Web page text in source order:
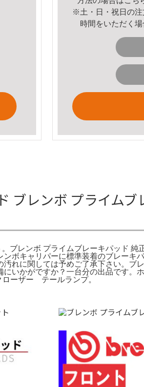
※土・日・祝日の注
時間をいただく場
ブレンボ プライム
ブレンボ プライムブレーキパッド 純
ボキャリパーに標準装着のブレーキ
れに関しては予めご了承下さい。ブ
いかがですか？一台分の出品です。
ーザー テールランプ。